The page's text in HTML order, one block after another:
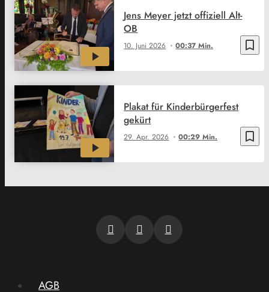
bookmark_border
10. Juni 2026 00:37 Min.
Jens Meyer jetzt offiziell Alt-
OB
bookmark_border
29. Apr. 2026 00:29 Min.
Plakat für Kinderbürgerfest
gekürt
AGB